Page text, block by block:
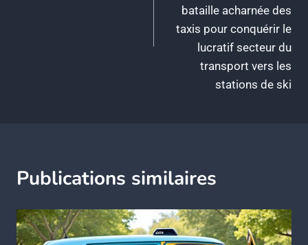
bataille acharnée des
taxis pour conquérir le
lucratif secteur du
transport vers les
stations de ski
Publications similaires